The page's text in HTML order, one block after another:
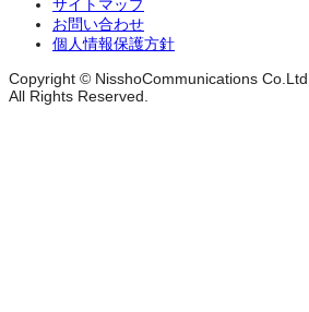
サイトマップ
お問い合わせ
個人情報保護方針
Copyright © NisshoCommunications Co.Ltd.,
All Rights Reserved.